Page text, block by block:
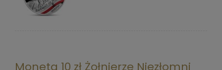
Moneta 10 zł Żołnierze Niezłomni